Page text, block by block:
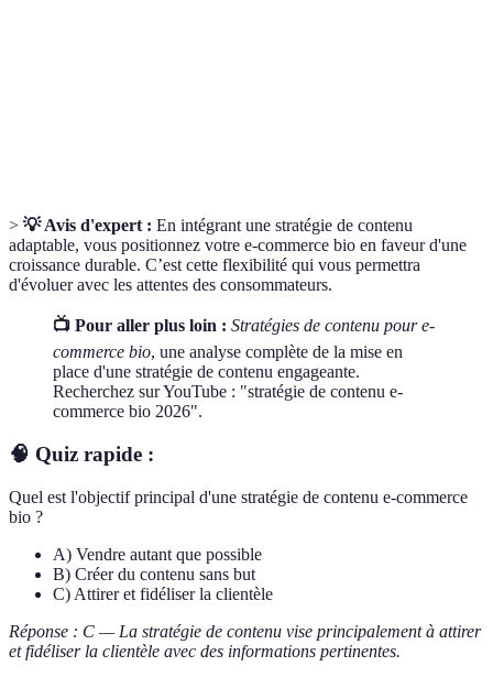
> 💡 Avis d'expert : En intégrant une stratégie de contenu
adaptable, vous positionnez votre e-commerce bio en faveur d'une
croissance durable. C’est cette flexibilité qui vous permettra
d'évoluer avec les attentes des consommateurs.
📺 Pour aller plus loin : Stratégies de contenu pour e-
commerce bio, une analyse complète de la mise en
place d'une stratégie de contenu engageante.
Recherchez sur YouTube : "stratégie de contenu e-
commerce bio 2026".
🧠 Quiz rapide :
Quel est l'objectif principal d'une stratégie de contenu e-commerce
bio ?
A) Vendre autant que possible
B) Créer du contenu sans but
C) Attirer et fidéliser la clientèle
Réponse : C — La stratégie de contenu vise principalement à attirer
et fidéliser la clientèle avec des informations pertinentes.